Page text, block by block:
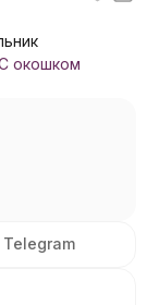
окошком
Telegram